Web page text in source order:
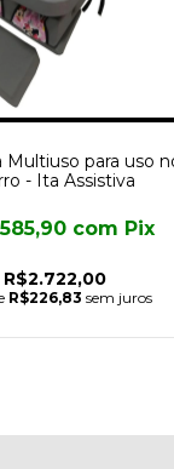
Multiuso para uso
- Ita Assistiva
R$2.722,00
com Pix
R$226,83 sem juros